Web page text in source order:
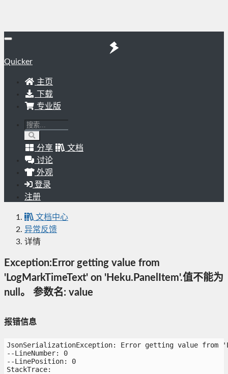
Quicker
主页
下载
专业版
分享
文档
讨论
外观
登录
注册
文档中心
异常反馈
详情
Exception:Error getting value from
'LogMarkTimeText' on 'Heku.PanelItem'.值不能为
null。 参数名: value
报错信息
JsonSerializationException: Error getting value from
--LineNumber: 0
--LinePosition: 0
StackTrace: